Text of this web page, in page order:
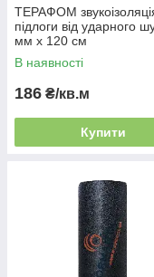
ТЕРАФОМ
підлоги від ударного
мм х 120 см
В наявності
186 ₴/кв.м
Купити